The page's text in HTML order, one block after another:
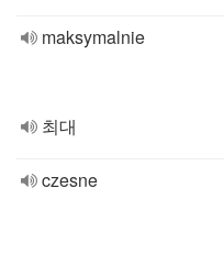
maksymalnie
최대
czesne